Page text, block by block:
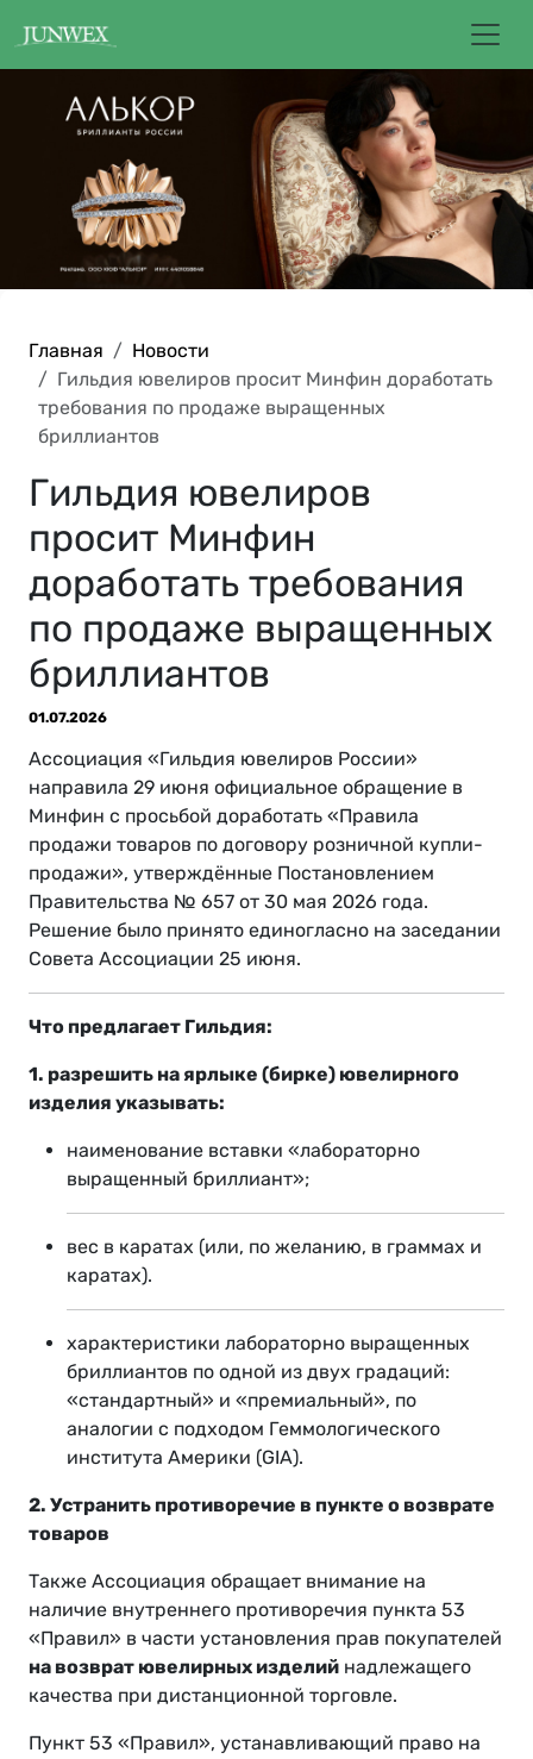
Главная
Новости
Гильдия ювелиров просит Минфин доработать
требования по продаже выращенных
бриллиантов
Гильдия ювелиров
просит Минфин
доработать требования
по продаже выращенных
бриллиантов
01.07.2026
Ассоциация «Гильдия ювелиров России»
направила 29 июня официальное обращение в
Минфин с просьбой доработать «Правила
продажи товаров по договору розничной купли-
продажи», утверждённые Постановлением
Правительства № 657 от 30 мая 2026 года.
Решение было принято единогласно на заседании
Совета Ассоциации 25 июня.
Что предлагает Гильдия:
1. разрешить на ярлыке (бирке) ювелирного
изделия указывать:
наименование вставки «лабораторно
выращенный бриллиант»;
вес в каратах (или, по желанию, в граммах и
каратах).
характеристики лабораторно выращенных
бриллиантов по одной из двух градаций:
«стандартный» и «премиальный», по
аналогии с подходом Геммологического
института Америки (GIA).
2. Устранить противоречие в пункте о возврате
товаров
Также Ассоциация обращает внимание на
наличие внутреннего противоречия пункта 53
«Правил» в части установления прав покупателей
на возврат ювелирных изделий надлежащего
качества при дистанционной торговле.
Пункт 53 «Правил», устанавливающий право на